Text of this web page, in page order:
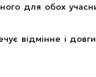
для обох
відмінне і